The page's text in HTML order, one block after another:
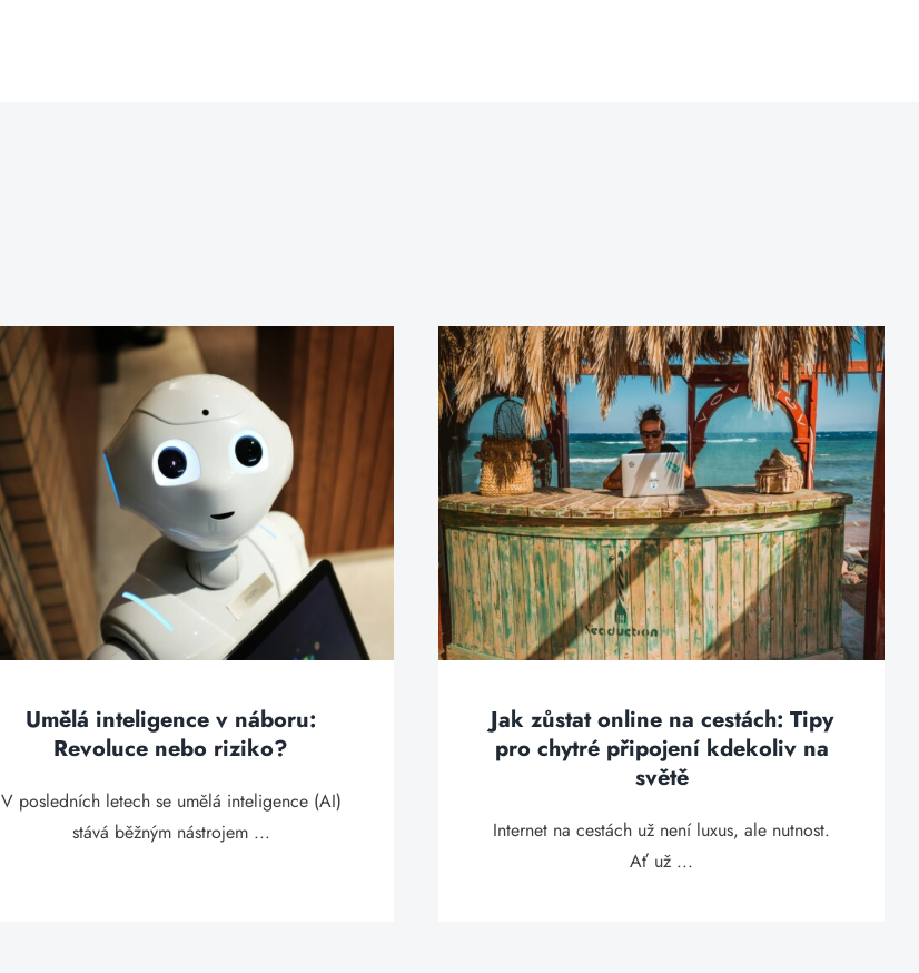
Umělá inteligence v náboru:
Revoluce nebo riziko?
V posledních letech se umělá inteligence (AI)
stává běžným nástrojem ...
Jak zůstat online na cestách: Tipy
pro chytré připojení kdekoliv na
světě
Internet na cestách už není luxus, ale nutnost.
Ať už ...